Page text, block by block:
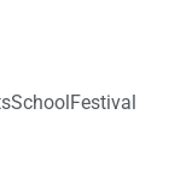
School Festival